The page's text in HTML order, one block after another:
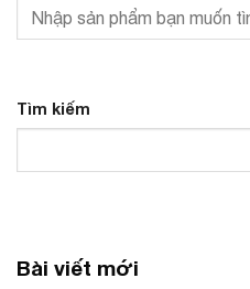
Tìm kiếm
Bài viết mới